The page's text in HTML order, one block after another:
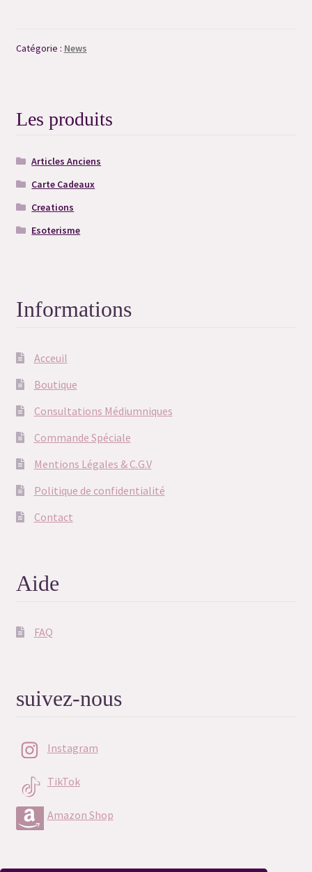
Catégorie : News
Les produits
Articles Anciens
Carte Cadeaux
Creations
Esoterisme
Informations
Acceuil
Boutique
Consultations Médiumniques
Commande Spéciale
Mentions Légales & C.G.V
Politique de confidentialité
Contact
Aide
FAQ
suivez-nous
Instagram
TikTok
Amazon Shop